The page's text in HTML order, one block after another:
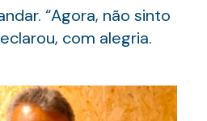
“Agora, não sinto
com alegria.